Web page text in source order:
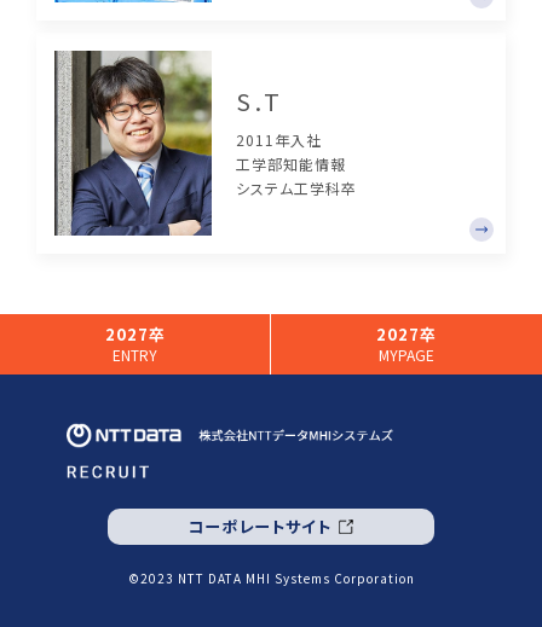
S.T
2011年入社
工学部知能情報
システム工学科卒
2027卒
ENTRY
2027卒
MYPAGE
コーポレートサイト
©2023 NTT DATA MHI Systems Corporation